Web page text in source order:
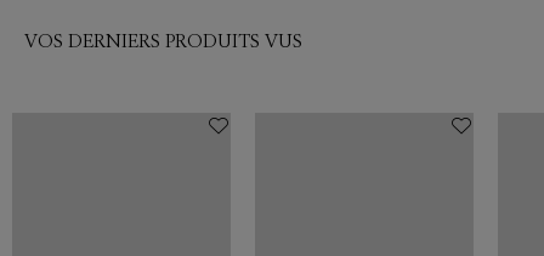
VOS DERNIERS PRODUITS VUS